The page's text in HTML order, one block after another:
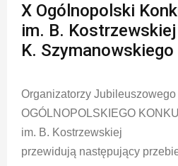
X Ogólnopolski
im. B.
K.
Organizatorzy Jubileuszowego
OGÓLNOPOLSKIEGO
im. B. Kostrzewskiej
przewidują następujący